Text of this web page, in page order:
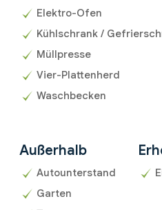
Elektro-Ofen
Kühlschrank /
Müllpresse
Vier-Plattenherd
Waschbecken
Außerhalb
Autounterstand
Garten